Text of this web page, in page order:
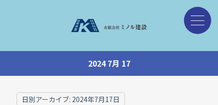
2024 7月 17
日別アーカイブ: 2024年7月17日